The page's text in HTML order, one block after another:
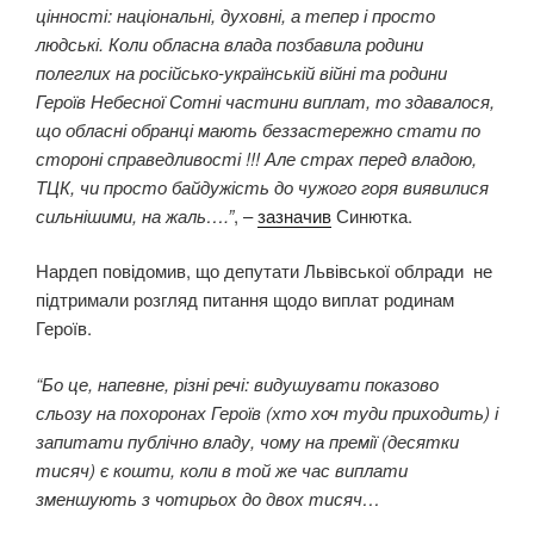
цінності: національні, духовні, а тепер і просто
людські. Коли обласна влада позбавила родини
полеглих на російсько-українській війні та родини
Героїв Небесної Сотні частини виплат, то здавалося,
що обласні обранці мають беззастережно стати по
стороні справедливості !!! Але страх перед владою,
ТЦК, чи просто байдужість до чужого горя виявилися
сильнішими, на жаль….”, –зазначивСинютка.
Нардеп повідомив, що депутати Львівської облради не
підтримали розгляд питання щодо виплат родинам
Героїв.
“Бо це, напевне, різні речі: видушувати показово
сльозу на похоронах Героїв (хто хоч туди приходить) і
запитати публічно владу, чому на премії (десятки
тисяч) є кошти, коли в той же час виплати
зменшують з чотирьох до двох тисяч…